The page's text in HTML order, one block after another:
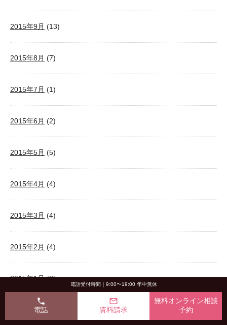
2015年9月 (13)
2015年8月 (7)
2015年7月 (1)
2015年6月 (2)
2015年5月 (5)
2015年4月 (4)
2015年3月 (4)
2015年2月 (4)
2015年1月(3)
2014年12月
電話受付時間｜9:00〜19:00 年中無休
phone
電話
mail_outline
資料請求
無料オンライン相談
予約